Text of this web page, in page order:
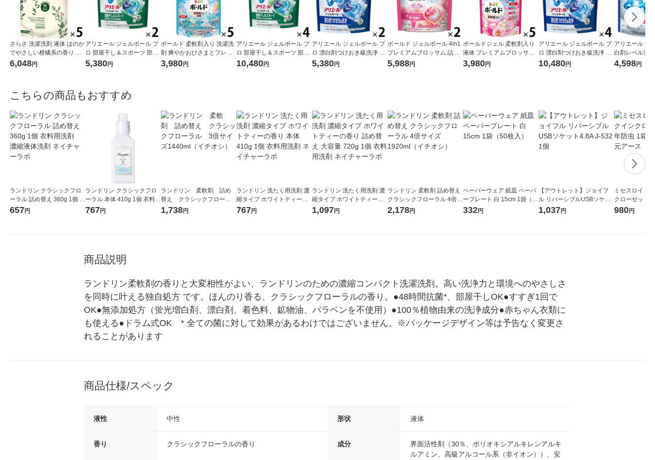
さらさ 洗濯洗剤 液体 ほのか
でやさしい柑橘系の香り 詰
め替え ウルトラジャンボ 14
6,048円
アリエール ジェルボール プ
ロ 部屋干し＆スポーツ 部屋
干しでもさわやかな香り 詰
5,380円
ボールド 柔軟剤入り 洗濯洗
剤 爽やかおひさまとフレッ
シュサボンの香り 詰め替え
3,980円
アリエール ジェルボール プ
ロ 部屋干し＆スポーツ 部屋
干しでもさわやかな香り 詰
10,480円
アリエール ジェルボール プ
ロ 漂白剤つけおき級洗浄 清
潔でさわやかな香り 詰め替
5,380円
ボールド ジェルボール 4in1
プレミアムブロッサム 詰め
替え テラジャンボ 1セット
5,988円
ボールドジェル 柔軟剤入り
液体 プレミアムブロッサム
詰め替え ウルトラジャンボ
3,980円
アリエール ジェルボール プ
ロ 漂白剤つけおき級洗浄 清
潔でさわやかな香り 詰め替
10,480円
アリエール 洗
白剤レベル洗
くすみ 詰め替
4,598円
こちらの商品もおすすめ
ランドリン クラシックフロ
ーラル 詰め替え 360g 1個 衣
料用洗剤 濃縮液体洗剤 ネ
657円
ランドリン クラシックフロ
ーラル 本体 410g 1個 衣料用
洗剤 ネイチャーラボ
767円
ランドリン 柔軟剤 詰め
替え クラシックフローラ
ル 3倍サイズ1440ml（イ
1,738円
ランドリン 洗たく用洗剤 濃
縮タイプ ホワイトティーの
香り 本体 410g 1個 衣料用洗
767円
ランドリン 洗たく用洗剤 濃
縮タイプ ホワイトティーの
香り 詰め替え 大容量 720g 1
1,097円
ランドリン 柔軟剤 詰め替え
クラシックフローラル 4倍サ
イズ 1920ml（イチオシ）
2,178円
ペーパーウェア 紙皿 ペーパ
ープレート 白 15cm 1袋（5
0枚入）
332円
【アウトレット】ジョイフ
ル リバーシブルUSBソケッ
ト4.8A J-532 1個
1,037円
ミセスロイド
クローゼット
（3個入） 白
980円
商品説明
ランドリン柔軟剤の香りと大変相性がよい、ランドリンのための濃縮コンパクト洗濯洗剤。高い洗浄力と環境へのやさしさ
を同時に叶える独自処方 です。ほんのり香る、クラシックフローラルの香り。●48時間抗菌*、部屋干しOK●すすぎ1回で
OK●無添加処方（蛍光増白剤、漂白剤、着色料、鉱物油、パラベンを不使用）●100％植物由来の洗浄成分●赤ちゃん衣類に
も使える●ドラム式OK　* 全ての菌に対して効果があるわけではございません。※パッケージデザイン等は予告なく変更さ
れることがあります
商品仕様/スペック
液性 中性 形状 液体
香り クラシックフローラルの香り 成分
界面活性剤（30％、ポリオキシアルキレンアルキ
ルアミン、高級アルコール系（非イオン））、安